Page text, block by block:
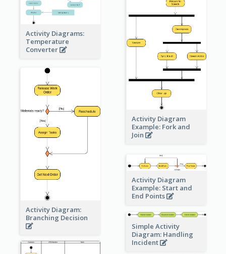
Activity Diagrams:
Temperature
Converter
Activity Diagram
Example: Fork and
Join
Activity Diagram:
Branching Decision
Activity Diagram
Example: Start and
End Points
Simple Activity
Diagram: Handling
Incident